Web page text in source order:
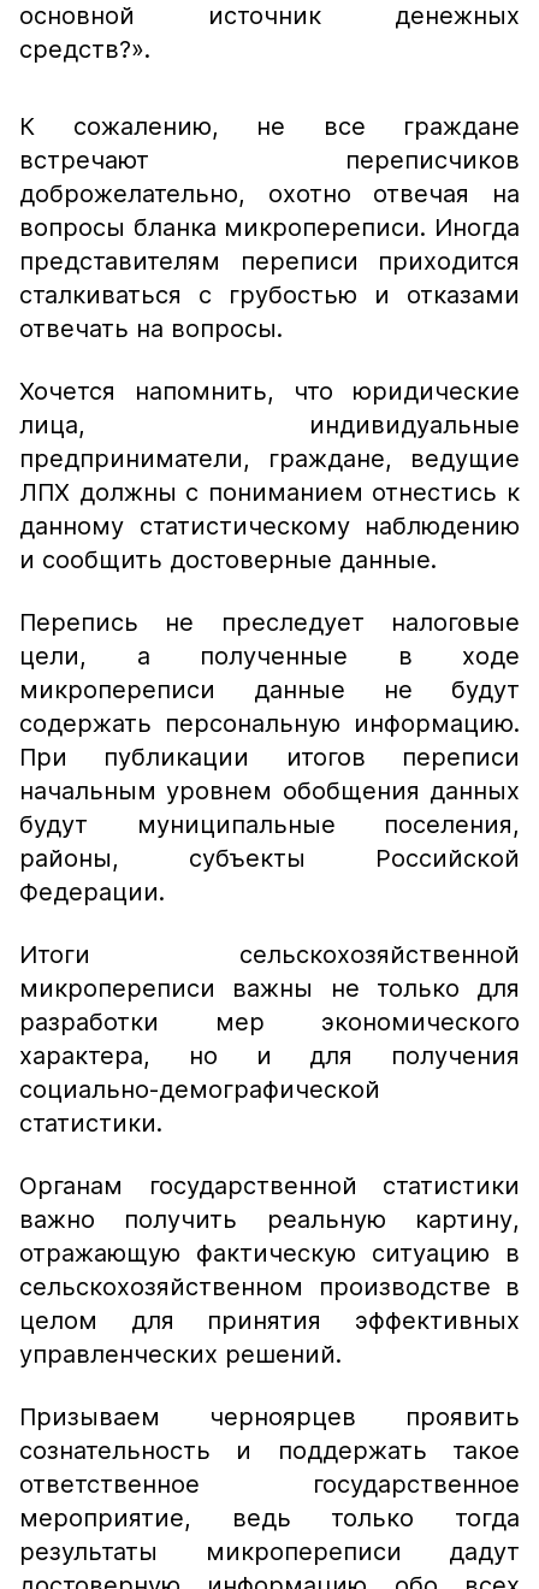
основной источник денежных
средств?».
К сожалению, не все граждане
встречают переписчиков
доброжелательно, охотно отвечая на
вопросы бланка микропереписи. Иногда
представителям переписи приходится
сталкиваться с грубостью и отказами
отвечать на вопросы.
Хочется напомнить, что юридические
лица, индивидуальные
предприниматели, граждане, ведущие
ЛПХ должны с пониманием отнестись к
данному статистическому наблюдению
и сообщить достоверные данные.
Перепись не преследует налоговые
цели, а полученные в ходе
микропереписи данные не будут
содержать персональную информацию.
При публикации итогов переписи
начальным уровнем обобщения данных
будут муниципальные поселения,
районы, субъекты Российской
Федерации.
Итоги сельскохозяйственной
микропереписи важны не только для
разработки мер экономического
характера, но и для получения
социально-демографической
статистики.
Органам государственной статистики
важно получить реальную картину,
отражающую фактическую ситуацию в
сельскохозяйственном производстве в
целом для принятия эффективных
управленческих решений.
Призываем черноярцев проявить
сознательность и поддержать такое
ответственное государственное
мероприятие, ведь только тогда
результаты микропереписи дадут